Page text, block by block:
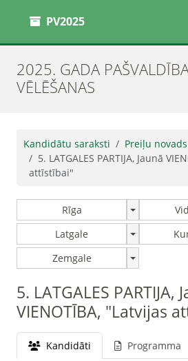
PV2025
2025. GADA
VĒLĒŠANAS
Kandidātu saraksti
Preiļu novads
5. LATGALES PARTIJA, Jaunā
attīstībai"
Rīga
Latgale
Zemgale
5. LATGALES PARTIJA,
VIENOTĪBA, "Latvijas
Kandidāti Programma